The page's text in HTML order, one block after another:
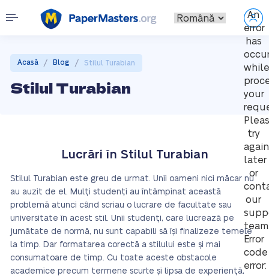
An
error
has
while
your
try
again
later
or
our
Error
code
error:
Acasă / Blog / Stilul Turabian
Stilul Turabian
Lucrări în Stilul Turabian
Stilul Turabian este greu de urmat. Unii oameni nici măcar nu
au auzit de el. Mulți studenți au întâmpinat această
problemă atunci când scriau o lucrare de facultate sau
universitate în acest stil. Unii studenți, care lucrează pe
jumătate de normă, nu sunt capabili să își finalizeze temele
la timp. Dar formatarea corectă a stilului este și mai
consumatoare de timp. Cu toate aceste obstacole
academice precum termene scurte și lipsa de experiență,